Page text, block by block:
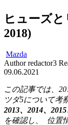
ヒューズと
2018)
Mazda
Author redactor3
09.06.2021
この記事では、
ツダ5について考
2013、2014、
を確認し、
位置